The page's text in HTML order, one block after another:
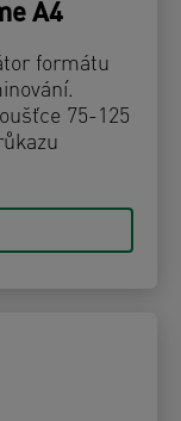
A4
formátu
75-125